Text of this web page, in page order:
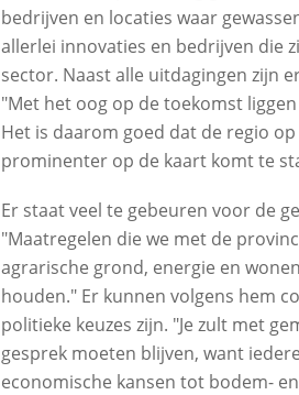
bedrijven en locaties waar
allerlei innovaties en bedrijven die
sector. Naast alle uitdagingen zijn
"Met het oog op de toekomst
Het is daarom goed dat de regio
prominenter op de kaart komt te
Er staat veel te gebeuren voor de
"Maatregelen die we met de
agrarische grond, energie en
houden." Er kunnen volgens hem
politieke keuzes zijn. "Je zult met
gesprek moeten blijven, want
economische kansen tot bodem-